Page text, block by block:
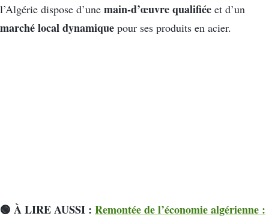
l’Algérie dispose d’une main-d’œuvre qualifiée et d’un
marché local dynamique pour ses produits en acier.
🟢 À LIRE AUSSI : Remontée de l’économie algérienne :